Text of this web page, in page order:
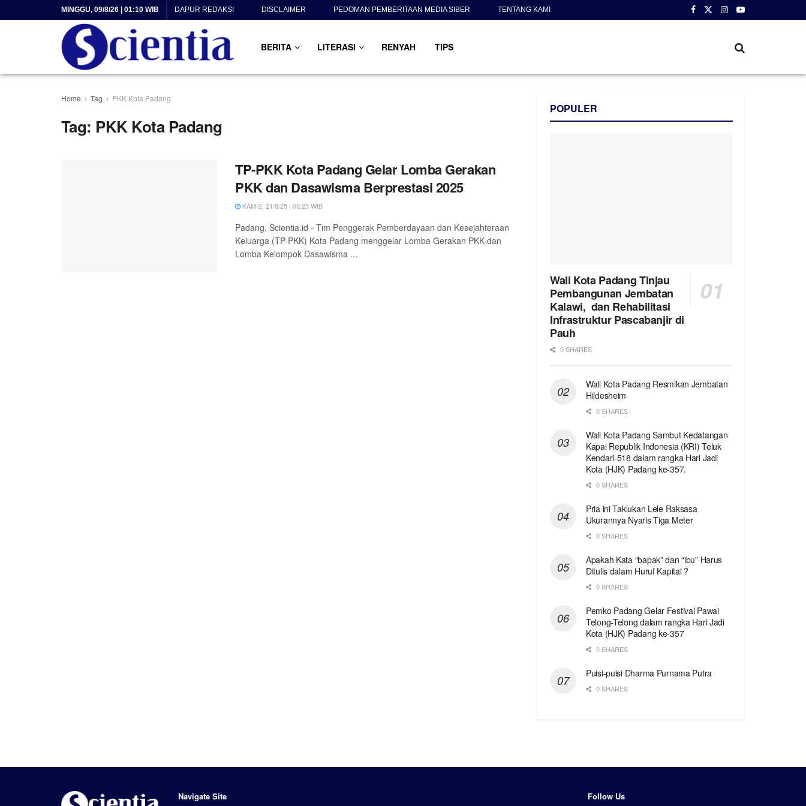
MINGGU, 09/8/26 | 01:10 WIB DAPUR REDAKSI DISCLAIMER PEDOMAN PEMBERITAAN MEDIA SIBER TENTANG KAMI
BERITA LITERASI RENYAH TIPS
Home Tag PKK Kota Padang
Tag: PKK Kota Padang
TP-PKK Kota Padang Gelar Lomba Gerakan
PKK dan Dasawisma Berprestasi 2025
KAMIS, 21/8/25 | 06:25 WIB
Padang, Scientia.id - Tim Penggerak Pemberdayaan dan Kesejahteraan
Keluarga (TP-PKK) Kota Padang menggelar Lomba Gerakan PKK dan
Lomba Kelompok Dasawisma ...
POPULER
Wali Kota Padang Tinjau
Pembangunan Jembatan
Kalawi, dan Rehabilitasi
Infrastruktur Pascabanjir di
Pauh
0 SHARES
Wali Kota Padang Resmikan Jembatan
Hildesheim
0 SHARES
Wali Kota Padang Sambut Kedatangan
Kapal Republik Indonesia (KRI) Teluk
Kendari-518 dalam rangka Hari Jadi
Kota (HJK) Padang ke-357.
0 SHARES
Pria ini Taklukan Lele Raksasa
Ukurannya Nyaris Tiga Meter
0 SHARES
Apakah Kata “bapak” dan “ibu” Harus
Ditulis dalam Huruf Kapital ?
0 SHARES
Pemko Padang Gelar Festival Pawai
Telong-Telong dalam rangka Hari Jadi
Kota (HJK) Padang ke-357
0 SHARES
Puisi-puisi Dharma Purnama Putra
0 SHARES
Navigate Site Follow Us